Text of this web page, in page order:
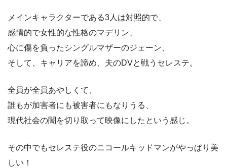
メインキャラクターである3人は対照的で、
感情的で女性的な性格のマデリン、
心に傷を負ったシングルマザーのジェーン、
そして、キャリアを諦め、夫のDVと戦うセレステ。
全員が全員あやしくて、
誰もが加害者にも被害者にもなりうる、
現代社会の闇を切り取って映像にしたという感じ。
その中でもセレステ役のニコールキッドマンがやっぱり美
しい！